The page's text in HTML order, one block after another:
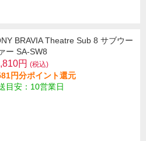
BRAVIA Theatre Sub 8 サブウー
ー SA-SW8
円 (税込)
円分ポイント還元
目安：10営業日